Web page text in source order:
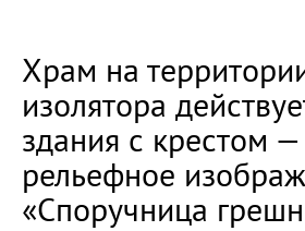
Храм на
изолятора
здания с крестом
рельефное
«Споручница